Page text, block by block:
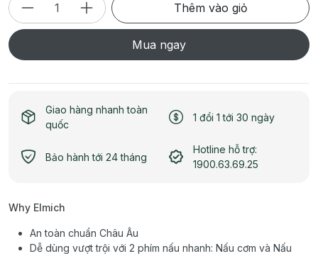
Thêm vào giỏ
Mua ngay
Giao hàng nhanh toàn
quốc
1 đổi 1 tới 30 ngày
Bảo hành tới 24 tháng
Hotline hỗ trợ:
1900.63.69.25
Why Elmich
An toàn chuẩn Châu Âu
Dễ dùng vượt trội với 2 phím nấu nhanh: Nấu cơm và Nấu